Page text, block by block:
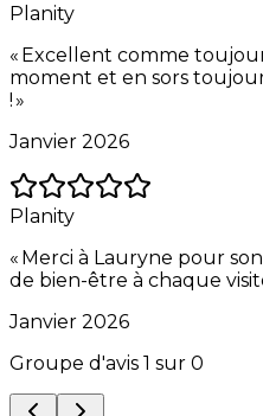
Planity
« Excellent comme
moment et en sors
!»
Janvier 2026
Planity
« Merci à Lauryne pour
de bien-être à chaque
Janvier 2026
Groupe d'avis 1 sur 0